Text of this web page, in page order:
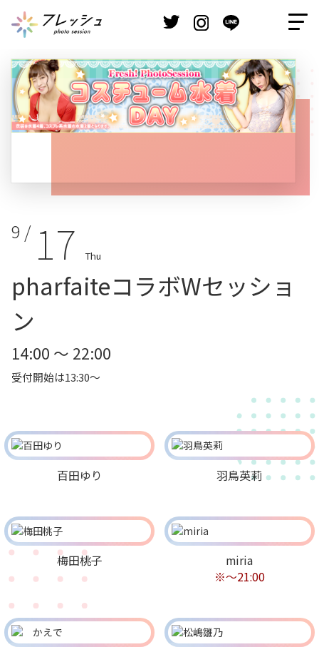
9 / 17 Thu
pharfaiteコラボWセッショ
ン
14:00 ～ 22:00
受付開始は13:30～
百田ゆり 羽鳥英莉
梅田桃子
miria
※〜21:00